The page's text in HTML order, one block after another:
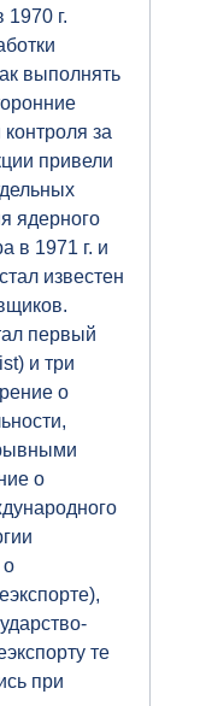
г.
выполнять
за
привели
ядерного
в 1971 г. и
известен
первый
и три
о
о
о
те
при